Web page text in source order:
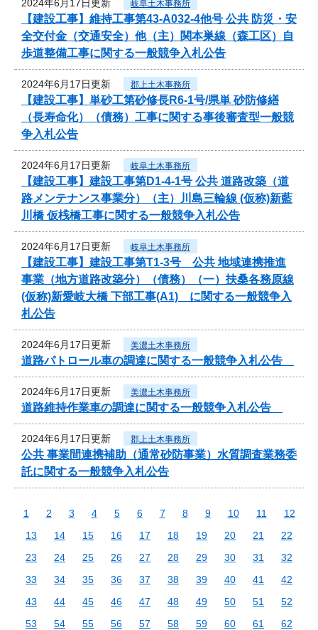
2024年6月17日更新 岐阜土木事務所
【建設工事】維持工事第43-A032-4他号 公共 防災・安
全交付金（交通安全）他（主）関本巣線（森工区）自
歩道整備工事に関する一般競争入札公告
2024年6月17日更新 郡上土木事務所
【建設工事】単砂工第砂修長R6-1号/県単 砂防修繕
（長寿命化）（債務）工事に関する事後審査型一般競
争入札公告
2024年6月17日更新 岐阜土木事務所
【建設工事】建設工事第D1-4-1号 公共 道路改築（道
路メンテナンス事業分）（主）川島三輪線 (仮称)新藍
川橋 仮桟橋工事に関する一般競争入札公告
2024年6月17日更新 岐阜土木事務所
【建設工事】建設工事第T1-3号 公共 地域連携推進
事業（地方道路改築分）（債務）（一）扶桑各務原線
(仮称)新愛岐大橋 下部工事(A1) に関する一般競争入
札公告
2024年6月17日更新 美濃土木事務所
道路パトロール車の調達に関する一般競争入札公告
2024年6月17日更新 美濃土木事務所
道路維持作業車の調達に関する一般競争入札公告
2024年6月17日更新 郡上土木事務所
公共 事業間連携補助（通常砂防事業）水質調査業務委
託に関する一般競争入札公告
1 2 3 4 5 6 7 8 9 10 11
12
13
14 15 16 17 18 19 20 21
22
23
24 25 26 27 28 29 30 31
32
33
34 35 36 37 38 39 40 41
42
43
44 45 46 47 48 49 50 51
52
53
54 55 56 57 58 59 60 61
62